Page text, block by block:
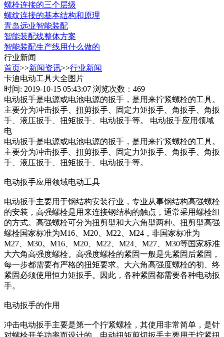
螺栓连接的三个层级
螺纹连接的基本结构和原理
青岛远业智能装配
智能装配线整体方案
智能装配生产线用什么做的
行业新闻
首页>>新闻资讯>>行业新闻
卡迪电动工具大全图片
时间: 2019-10-15 05:43:07 浏览次数：469
电动扳手是电源或电池电源的扳手，是用来拧紧螺栓的工具。
主要分为冲击扳手、扭剪扳手、固定力矩扳手、角扳手、角扳
手、液压扳手、扭矩扳手、电动扳手等。 电动扳手应用领域
电
电动扳手是电源或电池电源的扳手，是用来拧紧螺栓的工具。
主要分为冲击扳手、扭剪扳手、固定力矩扳手、角扳手、角扳
手、液压扳手、扭矩扳手、电动扳手等。
电动扳手应用领域电动工具
电动扳手主要用于钢结构安装行业，专业从事钢结构高强螺栓
的安装，高强螺栓是用来连接钢结构的触点，通常采用螺栓组
的方式。高强螺栓可分为扭剪型和大六角型两种。扭剪型高强
螺栓国家标准为M16、M20、M22、M24，非国家标准为
M27、M30。M16、M20、M22、M24、M27、M30等国家标准
大六角高强度螺栓。高强度螺栓的紧固一般是先紧固后紧固，
每一步都需要有严格的扭矩要求。大六角高强度螺栓的初、终
紧固必须使用恒力矩扳手。因此，各种紧固都需要各种电动扳
手。
电动扳手的作用
冲击电动扳手主要是第一个拧紧螺栓，其使用非常简单，是针
对螺栓开关功率而设计的。电动扭矩剪切扳手主要用于拧紧扭